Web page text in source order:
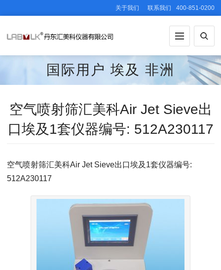
关于我们 联系我们 400-851-0200
国际用户 埃及 非洲
空气喷射筛汇美科Air Jet Sieve出
口埃及1套仪器编号: 512A230117
空气喷射筛汇美科Air Jet Sieve出口埃及1套仪器编号:
512A230117